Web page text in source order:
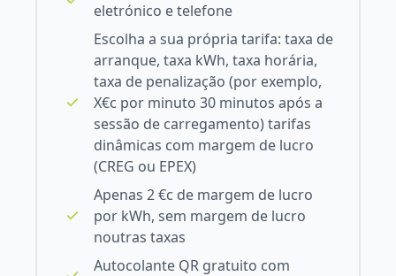
eletrónico e telefone
Escolha a sua própria tarifa: taxa de
arranque, taxa kWh, taxa horária,
taxa de penalização (por exemplo,
X€c por minuto 30 minutos após a
sessão de carregamento) tarifas
dinâmicas com margem de lucro
(CREG ou EPEX)
Apenas 2 €c de margem de lucro
por kWh, sem margem de lucro
noutras taxas
Autocolante QR gratuito com